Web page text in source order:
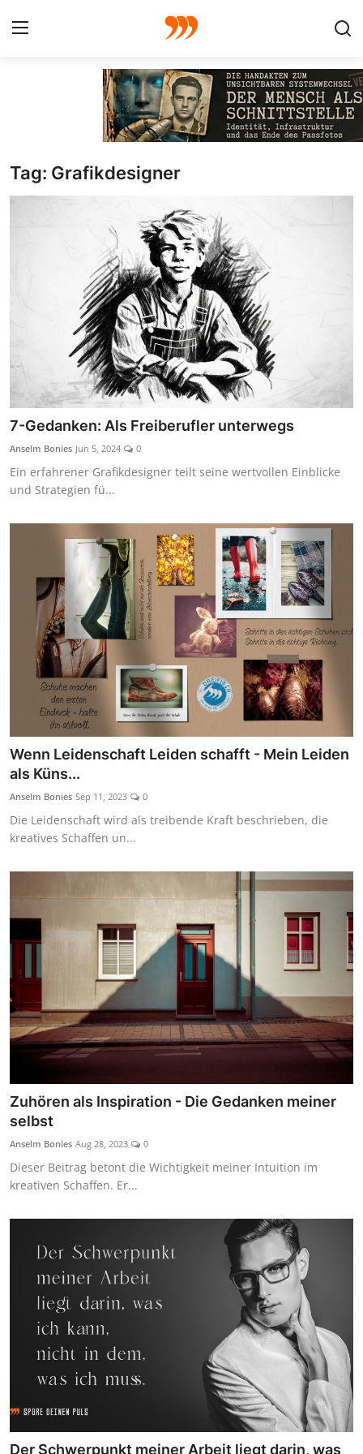
Galerie
Vorproduktion
Tag: Grafikdesigner
7-Gedanken: Als Freiberufler unterwegs
Anselm Bonies Jun 5, 2024 0
Ein erfahrener Grafikdesigner teilt seine wertvollen Einblicke
und Strategien fü...
Wenn Leidenschaft Leiden schafft - Mein Leiden
als Küns...
Anselm Bonies Sep 11, 2023 0
Die Leidenschaft wird als treibende Kraft beschrieben, die
kreatives Schaffen un...
Zuhören als Inspiration - Die Gedanken meiner
selbst
Anselm Bonies Aug 28, 2023 0
Dieser Beitrag betont die Wichtigkeit meiner Intuition im
kreativen Schaffen. Er...
Der Schwerpunkt meiner Arbeit liegt darin, was